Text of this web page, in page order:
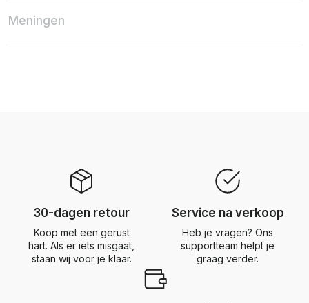
Meningen
30-dagen retour
Koop met een gerust
hart. Als er iets misgaat,
staan wij voor je klaar.
Service na verkoop
Heb je vragen? Ons
supportteam helpt je
graag verder.